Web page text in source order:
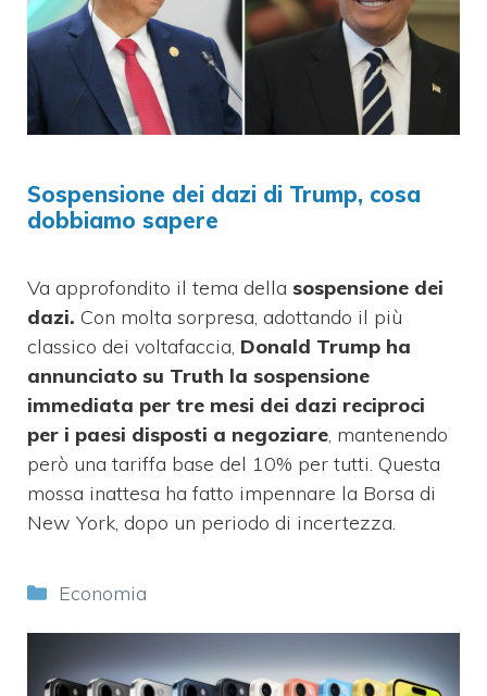
Sospensione dei dazi di Trump, cosa
dobbiamo sapere
Va approfondito il tema della sospensione dei
dazi. Con molta sorpresa, adottando il più
classico dei voltafaccia, Donald Trump ha
annunciato su Truth la sospensione
immediata per tre mesi dei dazi reciproci
per i paesi disposti a negoziare, mantenendo
però una tariffa base del 10% per tutti. Questa
mossa inattesa ha fatto impennare la Borsa di
New York, dopo un periodo di incertezza.
Categorie
Economia